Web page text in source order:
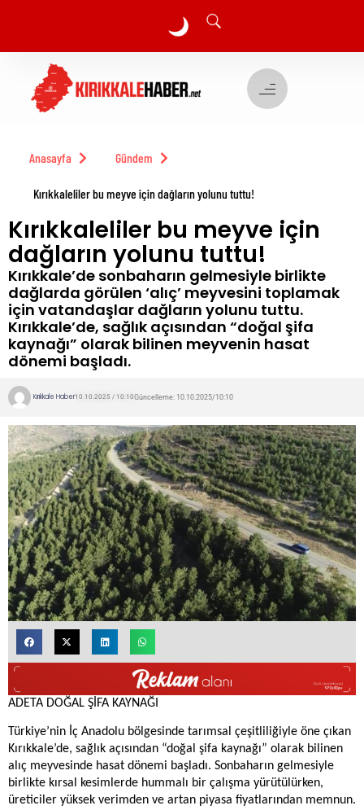
🌙
🌙
Anasayfa Gündem
Kırıkkaleliler bu meyve için dağların yolunu tuttu!
Kırıkkaleliler bu meyve için
dağların yolunu tuttu!
Kırıkkale’de sonbaharın gelmesiyle birlikte
dağlarda görülen ‘alıç’ meyvesini toplamak
için vatandaşlar dağların yolunu tuttu.
Kırıkkale’de, sağlık açısından “doğal şifa
kaynağı” olarak bilinen meyvenin hasat
dönemi başladı.
Kırıkkale Haber10.10.2025 / 10:10Güncelleme: 10.10.2025/10:10
ADETA DOĞAL ŞİFA KAYNAĞI
Türkiye’nin İç Anadolu bölgesinde tarımsal çeşitliliğiyle öne çıkan
Kırıkkale’de, sağlık açısından “doğal şifa kaynağı” olarak bilinen
alıç meyvesinde hasat dönemi başladı. Sonbaharın gelmesiyle
birlikte kırsal kesimlerde hummalı bir çalışma yürütülürken,
üreticiler yüksek verimden ve artan piyasa fiyatlarından memnun.